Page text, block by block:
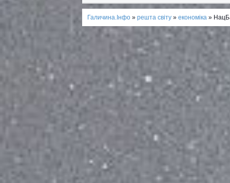
Галичина.Інфо » решта світу » економіка »